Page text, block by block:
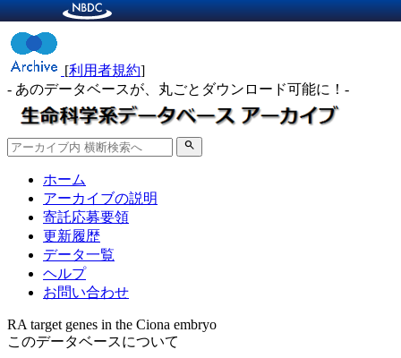
[利用者規約]
- あのデータベースが、丸ごとダウンロード可能に！-
search
ホーム
アーカイブの説明
寄託応募要領
更新履歴
データ一覧
ヘルプ
お問い合わせ
RA target genes in the Ciona embryo
このデータベースについて